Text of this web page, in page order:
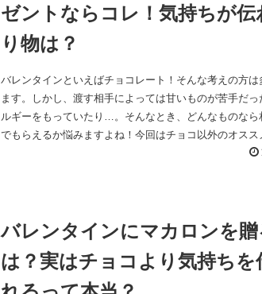
ゼントならコレ！気持ちが伝
り物は？
バレンタインといえばチョコレート！そんな考えの方は
ます。しかし、渡す相手によっては甘いものが苦手だっ
ルギーをもっていたり…。そんなとき、どんなものなら
でもらえるか悩みますよね！今回はチョコ以外のオスス
バレンタインにマカロンを贈
は？実はチョコより気持ちを